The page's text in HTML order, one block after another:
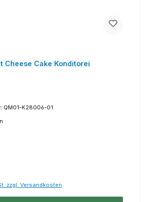
Cheese Cake Konditorei
QM01-K28006-01
zzgl. Versandkosten